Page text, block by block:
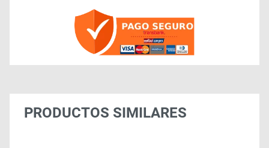
PRODUCTOS SIMILARES